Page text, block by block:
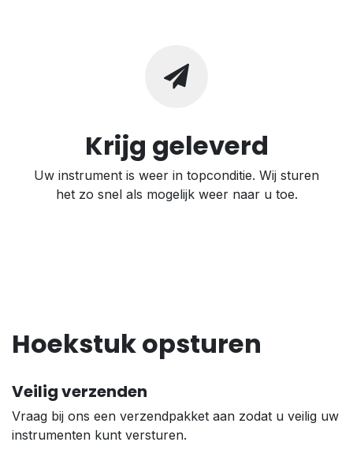
Krijg geleverd
Uw instrument is weer in topconditie. Wij sturen
het zo snel als mogelijk weer naar u toe.
Hoekstuk opsturen
Veilig verzenden
Vraag bij ons een verzendpakket aan zodat u veilig uw
instrumenten kunt versturen.